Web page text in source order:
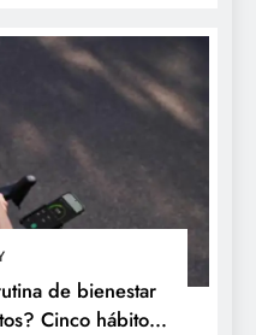
de bienestar
Cinco hábitos